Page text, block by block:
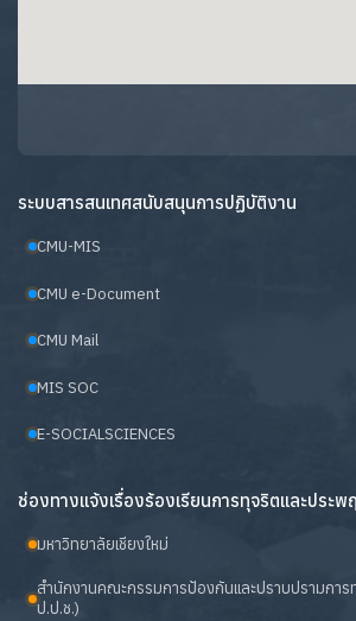
ระบบสารสนเทศสนับสนุนการปฏิบัติงาน
CMU-MIS
CMU e-Document
CMU Mail
MIS SOC
E-SOCIALSCIENCES
ช่องทางแจ้งเรื่องร้องเรียนการทุจริตและประ
มหาวิทยาลัยเชียงใหม่
สำนักงานคณะกรรมการป้องกันและปราบปรามการ
ป.ป.ช.)